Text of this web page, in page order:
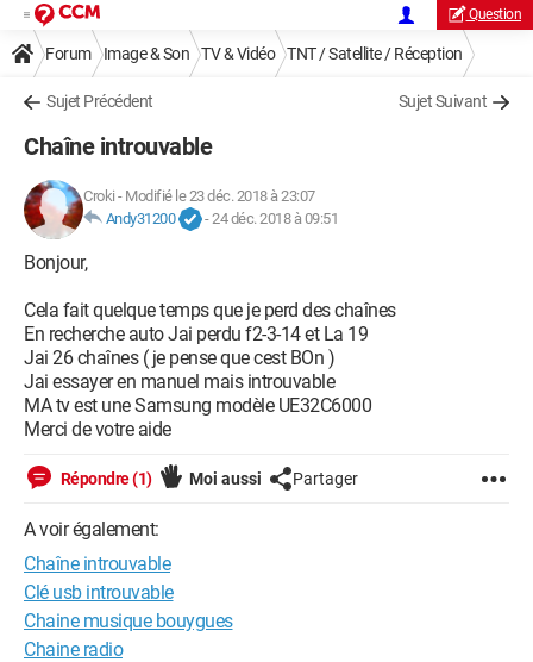
Question
Forum Image & Son TV & Vidéo TNT / Satellite / Réception
Sujet Précédent Sujet Suivant
Chaîne introuvable
Croki - Modifié le 23 déc. 2018 à 23:07
Andy31200
-24 déc. 2018 à 09:51
Bonjour,
Cela fait quelque temps que je perd des chaînes
En recherche auto Jai perdu f2-3-14 et La 19
Jai 26 chaînes ( je pense que cest BOn )
Jai essayer en manuel mais introuvable
MA tv est une Samsung modèle UE32C6000
Merci de votre aide
Répondre (1) Moi aussi Partager
A voir également:
Chaîne introuvable
Clé usb introuvable
Chaine musique bouygues
Chaine radio